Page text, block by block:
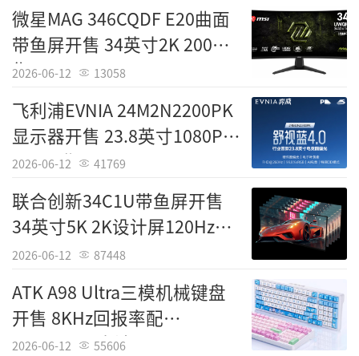
办公需求。
价格方面，该系列国补后起售价极具吸引
力，X14 Plus FHD版国补后5099.15元起，QH
D高刷屏版5524.15元起；X16 Plus FHD版国补
后5269.15元起，QHD高刷屏版5694.15元起。
新品还搭载了全新Magic视界平台，集成YOYO
AI智能体、智慧文管、YOYO工程师、YOYO Cl
aw四大AI功能，支持小红书文案生成、代码编
写等实用场景，进一步提升了办公效率。凭借
轻至1.29kg（X14 Plus）的金属机身与IPX2级
键盘防水，荣耀X Plus系列成功在主流价位段
树立了新的标杆。
微星MAG 346CQDF E20曲面
带鱼屏开售 34英寸2K 200Hz
售1499元
2026-06-12 13058
飞利浦EVNIA 24M2N2200PK
显示器开售 23.8英寸1080P
260Hz售599元
2026-06-12 41769
联合创新34C1U带鱼屏开售
34英寸5K 2K设计屏120Hz售
2999元
2026-06-12 87448
ATK A98 Ultra三模机械键盘
开售 8KHz回报率配
12000mAh电池
2026-06-12 55606